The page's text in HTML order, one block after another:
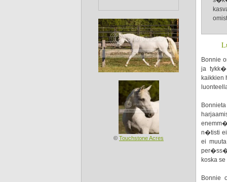
© Touchstone Acres
Bonnie
ja
kaikkien
n�tisti
ei
koska
Bonnie